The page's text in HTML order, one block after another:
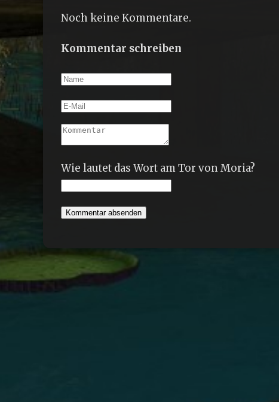
Noch keine Kommentare.
Kommentar schreiben
Wie lautet das Wort am Tor von Moria?
Kommentar absenden